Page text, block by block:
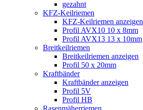
gezahnt
KFZ-Keilriemen
KFZ-Keilriemen anzeigen
Profil AVX10 10 x 8mm
Profil AVX13 13 x 10mm
Breitkeilriemen
Breitkeilriemen anzeigen
Profil 50 x 20mm
Kraftbänder
Kraftbänder anzeigen
Profil 5V
Profil HB
Rasenmäherriemen